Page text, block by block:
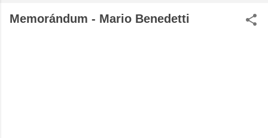
Memorándum - Mario Benedetti